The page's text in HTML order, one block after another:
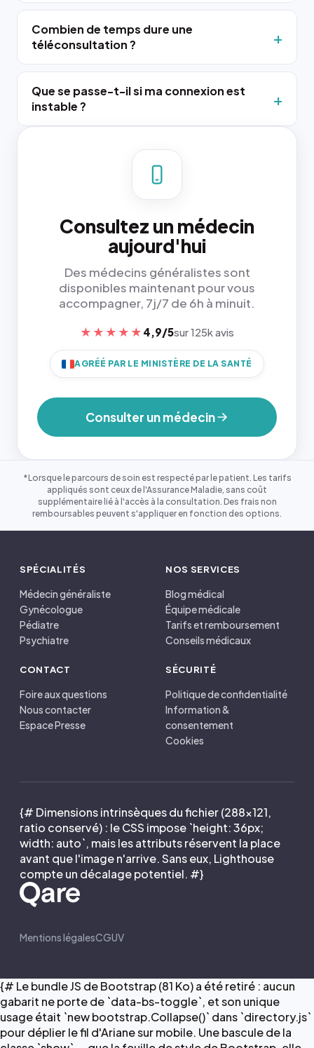
Combien de temps dure une
téléconsultation ?
Que se passe-t-il si ma connexion est
instable ?
Consultez un médecin
aujourd'hui
Des médecins généralistes sont
disponibles maintenant pour vous
accompagner, 7j/7 de 6h à minuit.
★★★★★ 4,9/5sur 125k avis
AGRÉÉ PAR LE MINISTÈRE DE LA SANTÉ
Consulter un médecin
*Lorsque le parcours de soin est respecté par le patient. Les tarifs
appliqués sont ceux de l'Assurance Maladie, sans coût
supplémentaire lié à l'accès à la consultation. Des frais non
remboursables peuvent s'appliquer en fonction des options.
SPÉCIALITÉS
Médecin généraliste
Gynécologue
Pédiatre
Psychiatre
NOS SERVICES
Blog médical
Équipe médicale
Tarifs et remboursement
Conseils médicaux
CONTACT
Foire aux questions
Nous contacter
Espace Presse
SÉCURITÉ
Politique de confidentialité
Information &
consentement
Cookies
{# Dimensions intrinsèques du fichier (288×121,
ratio conservé) : le CSS impose `height: 36px;
width: auto`, mais les attributs réservent la place
avant que l'image n'arrive. Sans eux, Lighthouse
compte un décalage potentiel. #}
Mentions légalesCGUV
{# Le bundle JS de Bootstrap (81 Ko) a été retiré : aucun
gabarit ne porte de `data-bs-toggle`, et son unique
usage était `new bootstrap.Collapse()` dans `directory.js`
pour déplier le fil d'Ariane sur mobile. Une bascule de la